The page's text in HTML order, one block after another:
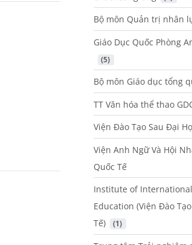
Bộ môn Quản trị nhân
Giáo Dục Quốc Phòng
(5)
Bộ môn Giáo dục tổng
TT Văn hóa thể thao
Viện Đào Tạo Sau Đại
Viện Anh Ngữ Và Hội
Quốc Tế
Institute of International
Education (Viện Đào
Tế)
(1)